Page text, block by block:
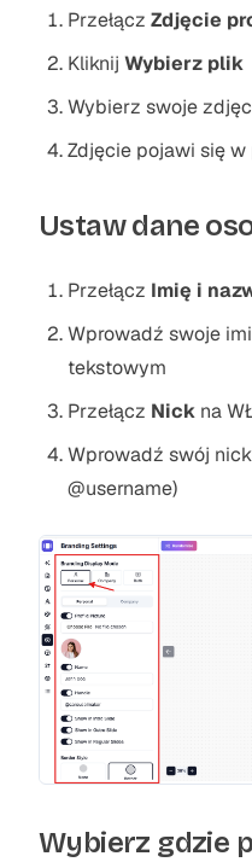
Przełącz Zdjęcie
Kliknij Wybierz plik
Wybierz swoje
Zdjęcie pojawi się
Ustaw dane
Przełącz Imię i
Wprowadź swoje
tekstowym
Przełącz Nick na
Wprowadź swój
@username)
Wybierz gdzie